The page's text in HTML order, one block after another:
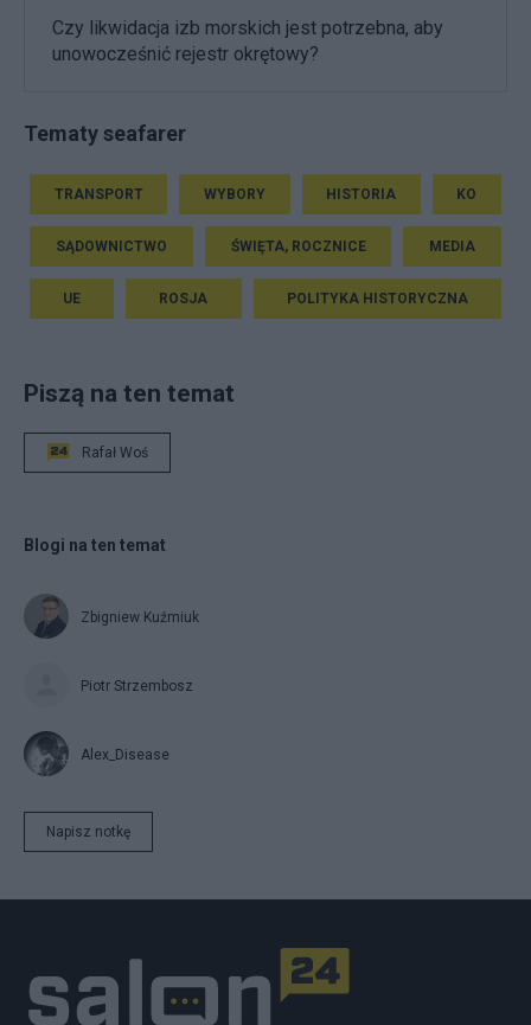
Czy likwidacja izb morskich jest potrzebna, aby
unowocześnić rejestr okrętowy?
Tematy seafarer
TRANSPORT WYBORY HISTORIA KO
SĄDOWNICTWO ŚWIĘTA, ROCZNICE MEDIA
UE ROSJA POLITYKA HISTORYCZNA
Piszą na ten temat
Rafał Woś
Blogi na ten temat
Zbigniew Kuźmiuk
Piotr Strzembosz
Alex_Disease
Napisz notkę